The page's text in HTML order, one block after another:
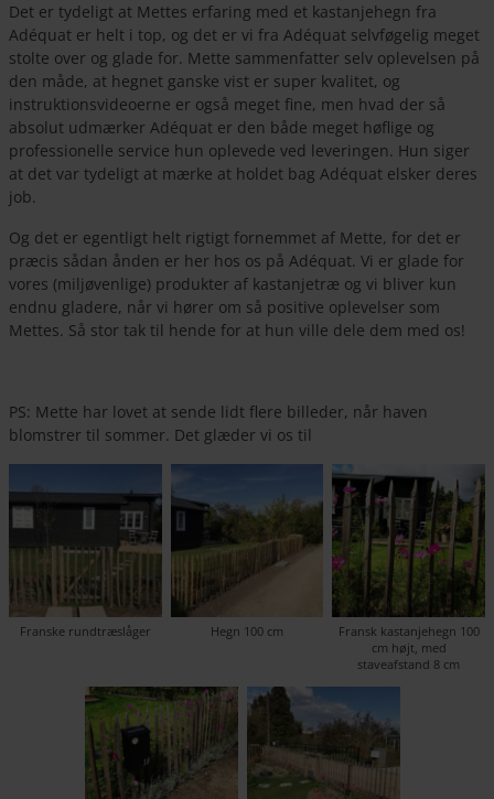
Det er tydeligt at Mettes erfaring med et kastanjehegn fra
Adéquat er helt i top, og det er vi fra Adéquat selvføgelig meget
stolte over og glade for. Mette sammenfatter selv oplevelsen på
den måde, at hegnet ganske vist er super kvalitet, og
instruktionsvideoerne er også meget fine, men hvad der så
absolut udmærker Adéquat er den både meget høflige og
professionelle service hun oplevede ved leveringen. Hun siger
at det var tydeligt at mærke at holdet bag Adéquat elsker deres
job.
Og det er egentligt helt rigtigt fornemmet af Mette, for det er
præcis sådan ånden er her hos os på Adéquat. Vi er glade for
vores (miljøvenlige) produkter af kastanjetræ og vi bliver kun
endnu gladere, når vi hører om så positive oplevelser som
Mettes. Så stor tak til hende for at hun ville dele dem med os!
PS: Mette har lovet at sende lidt flere billeder, når haven
blomstrer til sommer. Det glæder vi os til
Franske rundtræslåger Hegn 100 cm
Fransk kastanjehegn 100
cm højt, med
staveafstand 8 cm